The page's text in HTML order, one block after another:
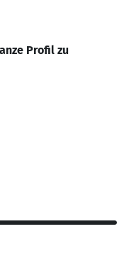
Profil zu